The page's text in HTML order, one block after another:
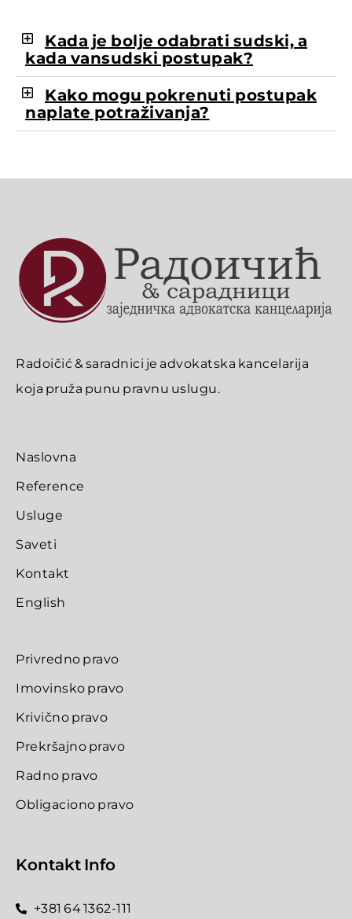
Kada je bolje odabrati sudski, a
kada vansudski postupak?
Kako mogu pokrenuti postupak
naplate potraživanja?
Radoičić & saradnici je advokatska kancelarija
koja pruža punu pravnu uslugu.
Naslovna
Reference
Usluge
Saveti
Kontakt
English
Privredno pravo
Imovinsko pravo
Krivično pravo
Prekršajno pravo
Radno pravo
Obligaciono pravo
Kontakt Info
+381 64 1362-111